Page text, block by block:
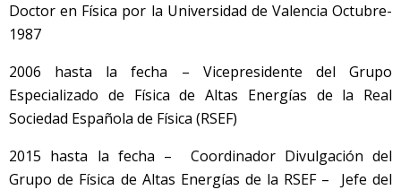
Doctor en Física por la Universidad de Valencia Octubre-
1987
2006 hasta la fecha – Vicepresidente del Grupo
Especializado de Física de Altas Energías de la Real
Sociedad Española de Física (RSEF)
2015 hasta la fecha – Coordinador Divulgación del
Grupo de Física de Altas Energías de la RSEF – Jefe del